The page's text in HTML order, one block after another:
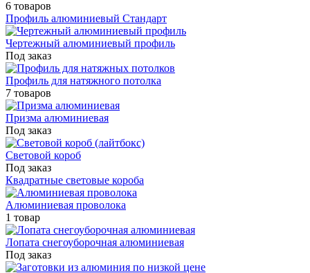
6 товаров
Профиль алюминиевый Стандарт
Чертежный алюминиевый профиль
Под заказ
Профиль для натяжного потолка
7 товаров
Призма алюминиевая
Под заказ
Световой короб
Под заказ
Квадратные световые короба
Алюминиевая проволока
1 товар
Лопата снегоуборочная алюминиевая
Под заказ